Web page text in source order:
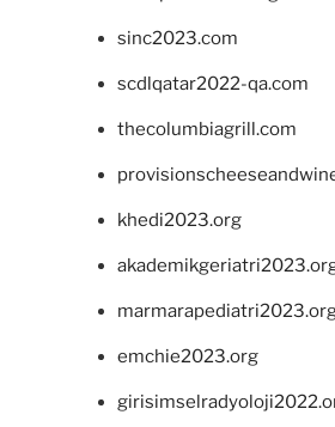
sinc2023.com
scdlqatar2022-qa.com
thecolumbiagrill.com
khedi2023.org
emchie2023.org